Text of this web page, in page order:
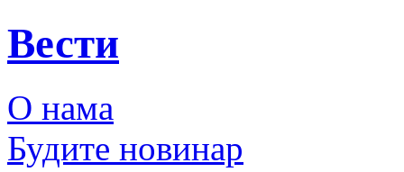
Вести
О нама
Будите новинар